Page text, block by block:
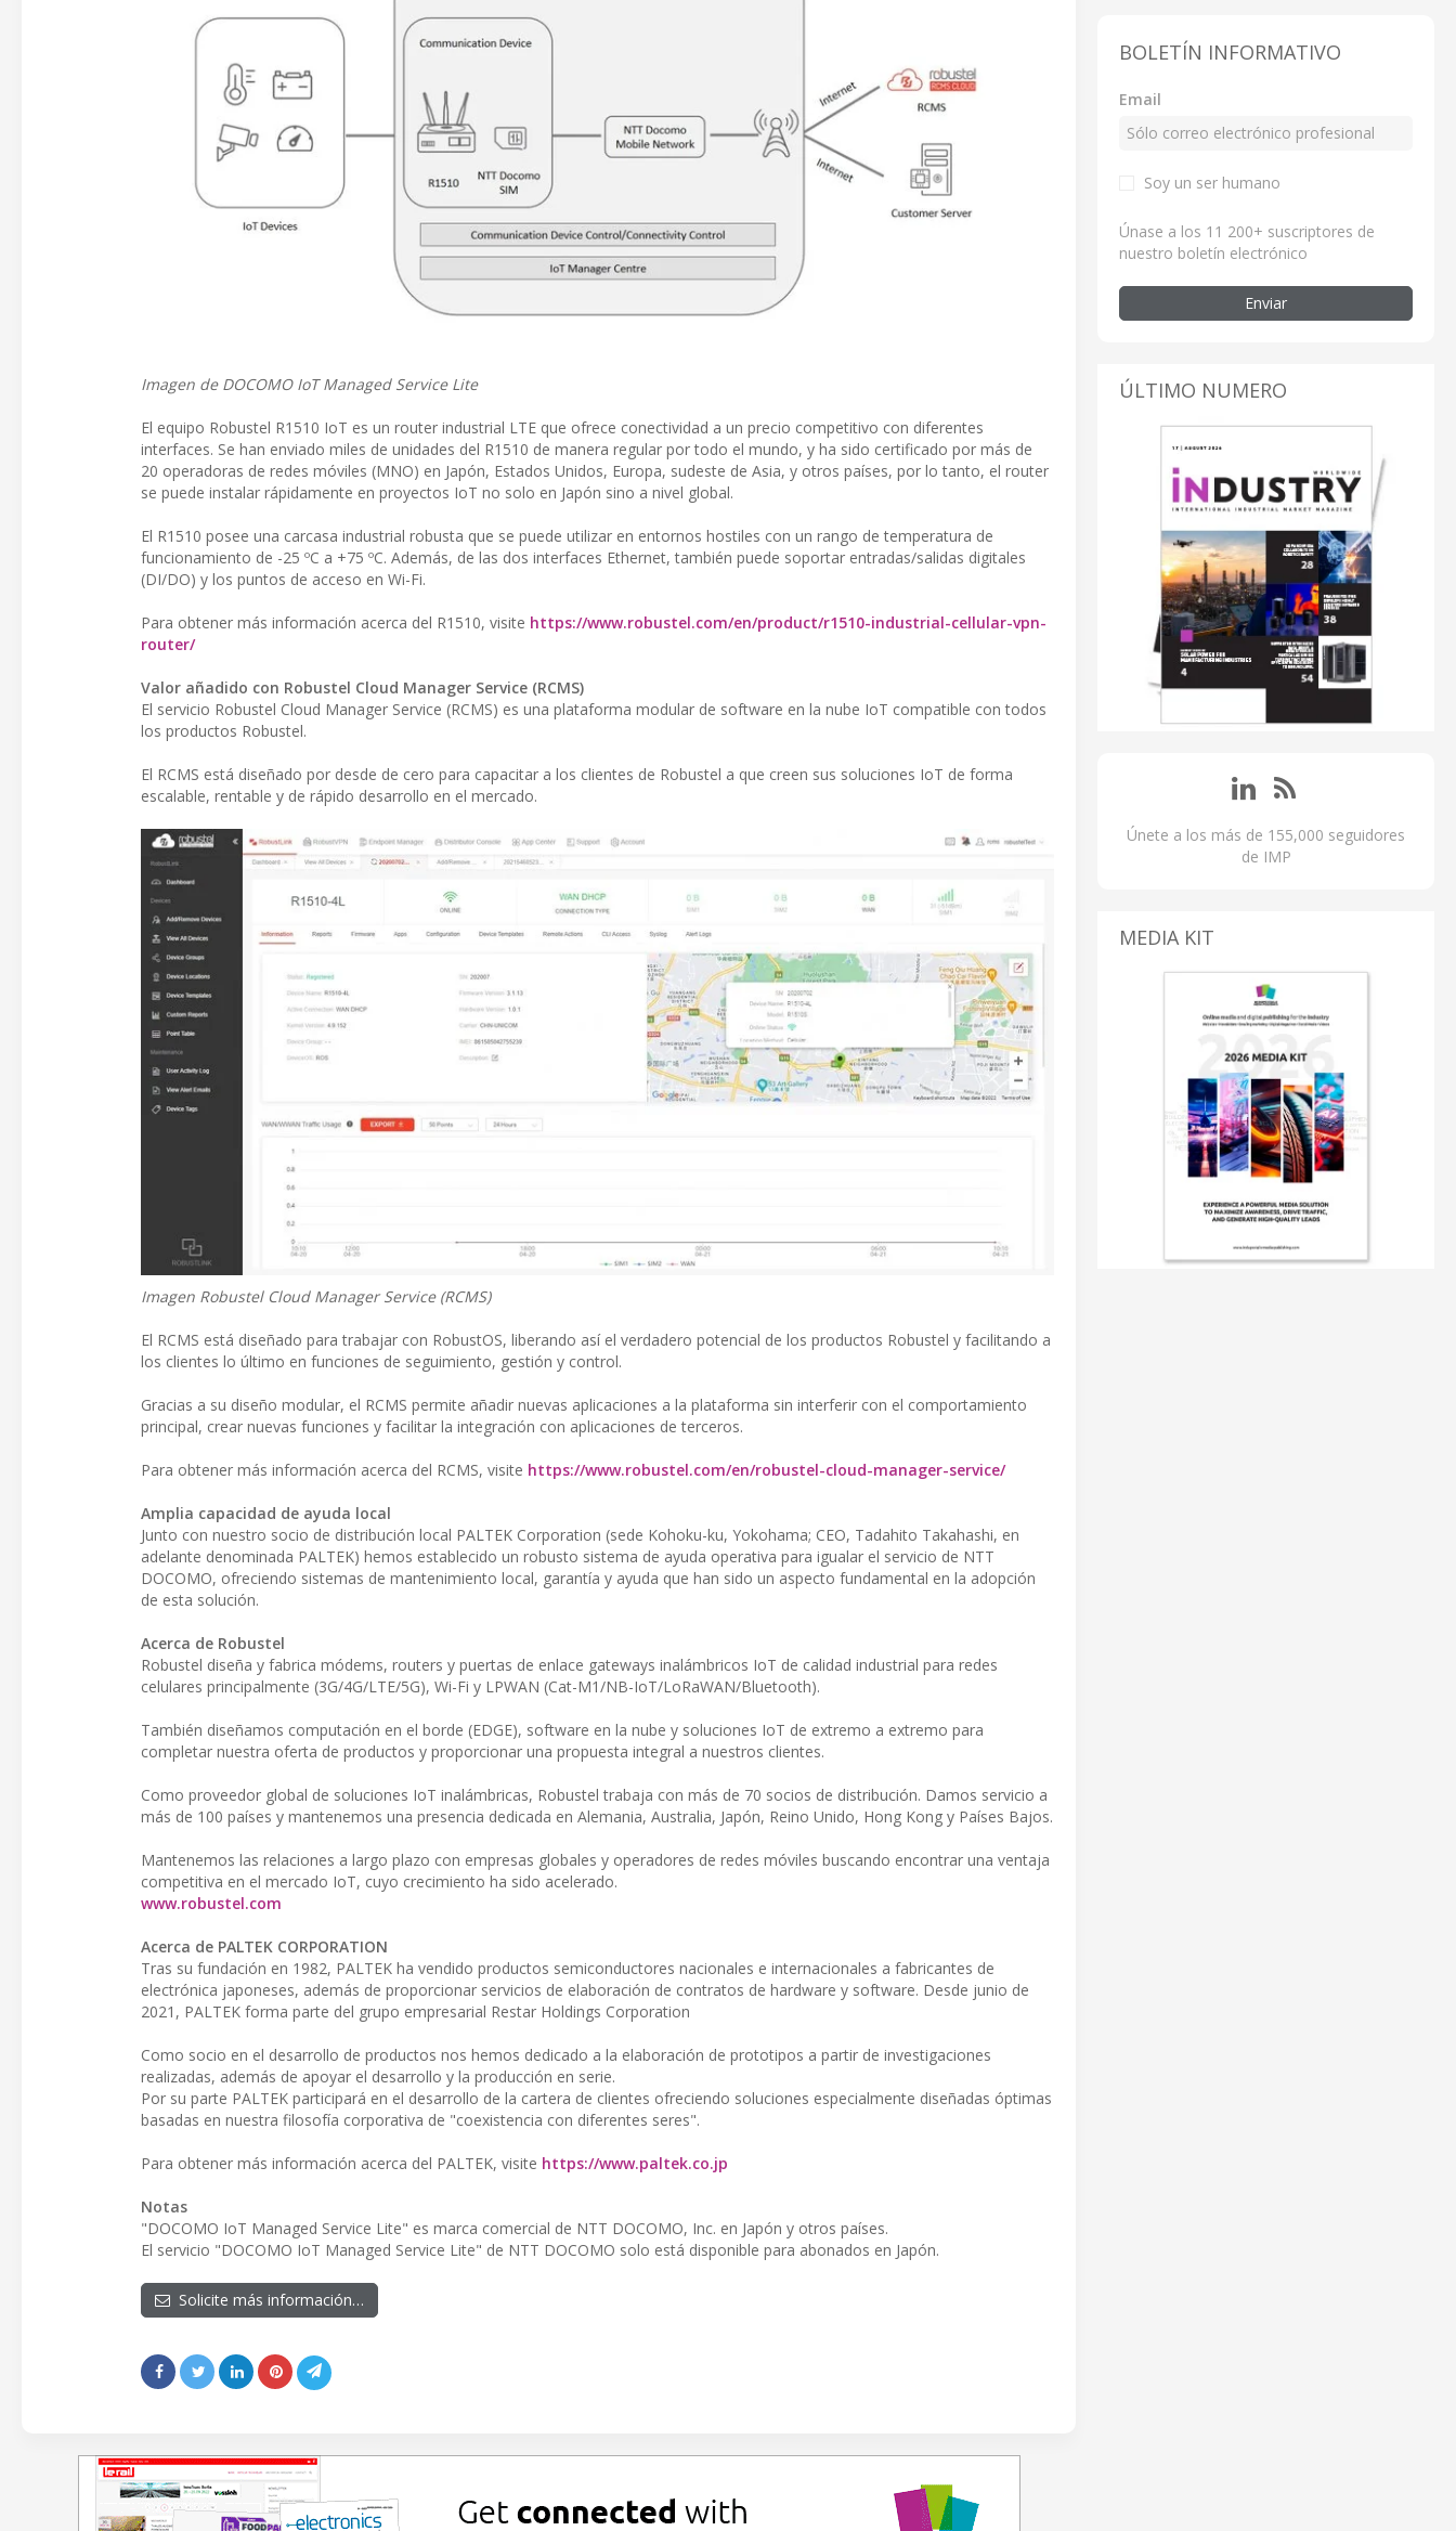
Imagen de DOCOMO IoT Managed Service Lite
El equipo Robustel R1510 IoT es un router industrial LTE que ofrece conectividad a un precio competitivo con diferentes
interfaces. Se han enviado miles de unidades del R1510 de manera regular por todo el mundo, y ha sido certificado por más de
20 operadoras de redes móviles (MNO) en Japón, Estados Unidos, Europa, sudeste de Asia, y otros países, por lo tanto, el router
se puede instalar rápidamente en proyectos IoT no solo en Japón sino a nivel global.
El R1510 posee una carcasa industrial robusta que se puede utilizar en entornos hostiles con un rango de temperatura de
funcionamiento de -25 ºC a +75 ºC. Además, de las dos interfaces Ethernet, también puede soportar entradas/salidas digitales
(DI/DO) y los puntos de acceso en Wi-Fi.
Para obtener más información acerca del R1510, visite https://www.robustel.com/en/product/r1510-industrial-cellular-vpn-
router/
Valor añadido con Robustel Cloud Manager Service (RCMS)
El servicio Robustel Cloud Manager Service (RCMS) es una plataforma modular de software en la nube IoT compatible con todos
los productos Robustel.
El RCMS está diseñado por desde de cero para capacitar a los clientes de Robustel a que creen sus soluciones IoT de forma
escalable, rentable y de rápido desarrollo en el mercado.
Imagen Robustel Cloud Manager Service (RCMS)
El RCMS está diseñado para trabajar con RobustOS, liberando así el verdadero potencial de los productos Robustel y facilitando a
los clientes lo último en funciones de seguimiento, gestión y control.
Gracias a su diseño modular, el RCMS permite añadir nuevas aplicaciones a la plataforma sin interferir con el comportamiento
principal, crear nuevas funciones y facilitar la integración con aplicaciones de terceros.
Para obtener más información acerca del RCMS, visite https://www.robustel.com/en/robustel-cloud-manager-service/
Amplia capacidad de ayuda local
Junto con nuestro socio de distribución local PALTEK Corporation (sede Kohoku-ku, Yokohama; CEO, Tadahito Takahashi, en
adelante denominada PALTEK) hemos establecido un robusto sistema de ayuda operativa para igualar el servicio de NTT
DOCOMO, ofreciendo sistemas de mantenimiento local, garantía y ayuda que han sido un aspecto fundamental en la adopción
de esta solución.
Acerca de Robustel
Robustel diseña y fabrica módems, routers y puertas de enlace gateways inalámbricos IoT de calidad industrial para redes
celulares principalmente (3G/4G/LTE/5G), Wi-Fi y LPWAN (Cat-M1/NB-IoT/LoRaWAN/Bluetooth).
También diseñamos computación en el borde (EDGE), software en la nube y soluciones IoT de extremo a extremo para
completar nuestra oferta de productos y proporcionar una propuesta integral a nuestros clientes.
Como proveedor global de soluciones IoT inalámbricas, Robustel trabaja con más de 70 socios de distribución. Damos servicio a
más de 100 países y mantenemos una presencia dedicada en Alemania, Australia, Japón, Reino Unido, Hong Kong y Países Bajos.
Mantenemos las relaciones a largo plazo con empresas globales y operadores de redes móviles buscando encontrar una ventaja
competitiva en el mercado IoT, cuyo crecimiento ha sido acelerado.
www.robustel.com
Acerca de PALTEK CORPORATION
Tras su fundación en 1982, PALTEK ha vendido productos semiconductores nacionales e internacionales a fabricantes de
electrónica japoneses, además de proporcionar servicios de elaboración de contratos de hardware y software. Desde junio de
2021, PALTEK forma parte del grupo empresarial Restar Holdings Corporation
Como socio en el desarrollo de productos nos hemos dedicado a la elaboración de prototipos a partir de investigaciones
realizadas, además de apoyar el desarrollo y la producción en serie.
Por su parte PALTEK participará en el desarrollo de la cartera de clientes ofreciendo soluciones especialmente diseñadas óptimas
basadas en nuestra filosofía corporativa de "coexistencia con diferentes seres".
Para obtener más información acerca del PALTEK, visite https://www.paltek.co.jp
Notas
"DOCOMO IoT Managed Service Lite" es marca comercial de NTT DOCOMO, Inc. en Japón y otros países.
El servicio "DOCOMO IoT Managed Service Lite" de NTT DOCOMO solo está disponible para abonados en Japón.
Solicite más información…
BOLETÍN INFORMATIVO
Email
Soy un ser humano
Únase a los 11 200+ suscriptores de
nuestro boletín electrónico
Enviar
ÚLTIMO NUMERO
Únete a los más de 155,000 seguidores
de IMP
MEDIA KIT